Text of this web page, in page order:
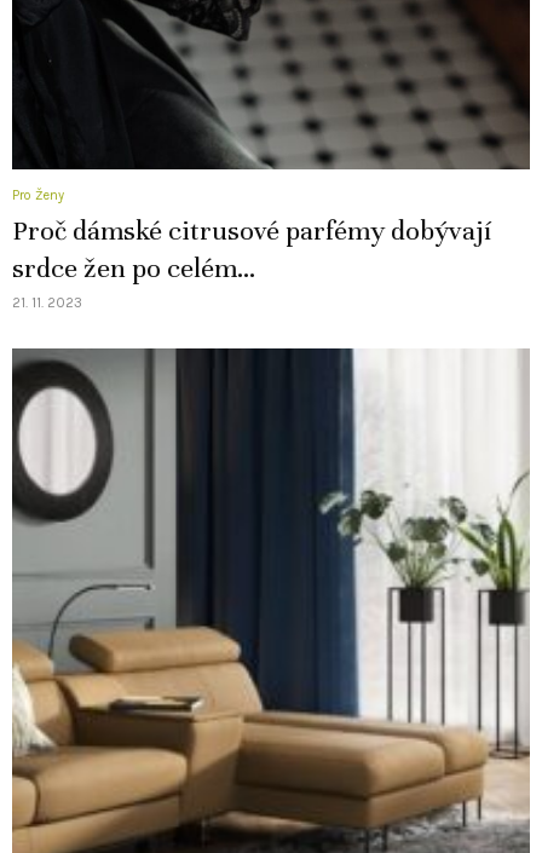
Pro Ženy
Proč dámské citrusové parfémy dobývají
srdce žen po celém...
21. 11. 2023